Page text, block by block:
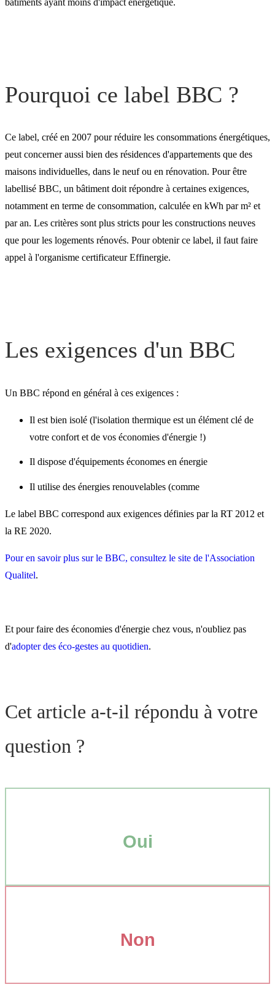
bâtiments ayant moins d'impact énergétique.
Pourquoi ce label BBC ?
Ce label, créé en 2007 pour réduire les consommations énergétiques,
peut concerner aussi bien des résidences d'appartements que des
maisons individuelles, dans le neuf ou en rénovation. Pour être
labellisé BBC, un bâtiment doit répondre à certaines exigences,
notamment en terme de consommation, calculée en kWh par m² et
par an. Les critères sont plus stricts pour les constructions neuves
que pour les logements rénovés. Pour obtenir ce label, il faut faire
appel à l'organisme certificateur Effinergie.
Les exigences d'un BBC
Un BBC répond en général à ces exigences :
Il est bien isolé (l'isolation thermique est un élément clé de
votre confort et de vos économies d'énergie !)
Il dispose d'équipements économes en énergie
Il utilise des énergies renouvelables (comme
Le label BBC correspond aux exigences définies par la RT 2012 et
la RE 2020.
Pour en savoir plus sur le BBC, consultez le site de l'Association
Qualitel.
Et pour faire des économies d'énergie chez vous, n'oubliez pas
d'adopter des éco-gestes au quotidien.
Cet article a-t-il répondu à votre
question ?
Oui
Non